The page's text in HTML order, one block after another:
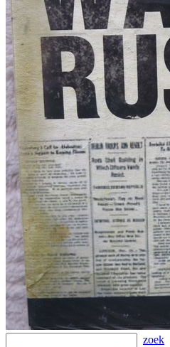
zoek